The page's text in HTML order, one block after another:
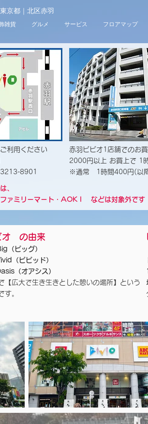
京都｜北区赤羽
雑貨 グルメ サービス フロアマップ
利用ください
8901
赤羽ビビオ1店舗でのお
2000円以上 お買上で 1
※通常 1時間400円(以
、
ァミリーマート・AOKＩ などは対象外です
オ の由来
（ビッグ）
（ビビッド）
（オアシス）
【広大で生き生きとした憩いの場所】という
す。